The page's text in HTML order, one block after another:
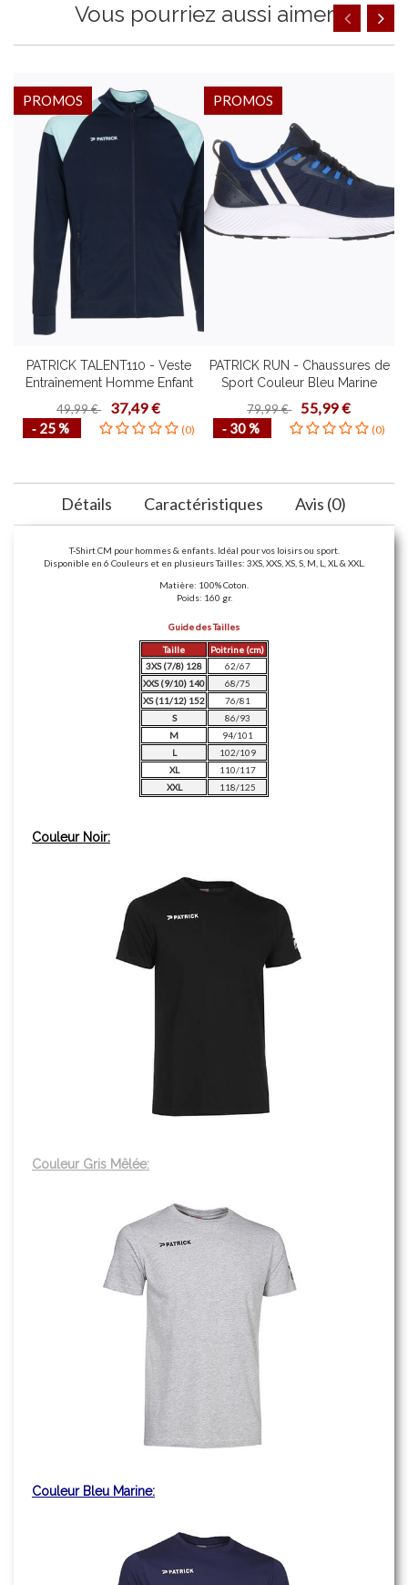
Vous pourriez aussi aimer
PATRICK TALENT110 - Veste
Entraînement Homme Enfant
Confortable Mode de Vie
Fonctionnel Plusieurs Couleurs
Tailles Design Contemporain
49,99 € 37,49 €
‐ 25 % (0)
PROMOS
PATRICK RUN - Chaussures de
Sport Couleur Bleu Marine
Homme Femme Haute Qualité
Plusieurs Pointures Idéal Course
à Pied
79,99 € 55,99 €
‐ 30 % (0)
PROMOS
Détails Caractéristiques Avis (0)
T-Shirt CM pour hommes & enfants. Idéal pour vos loisirs ou sport.
Disponible en 6 Couleurs et en plusieurs Tailles: 3XS, XXS, XS, S, M, L, XL & XXL.
Matière: 100% Coton.
Poids: 160 gr.
Guide des Tailles
Taille
Poitrine (cm)
3XS (7/8) 128
62/67
XXS (9/10) 140
68/75
XS (11/12) 152
76/81
S
86/93
M
94/101
L
102/109
XL
110/117
XXL
118/125
Couleur Noir:
Couleur Gris Mêlée:
Couleur Bleu Marine: